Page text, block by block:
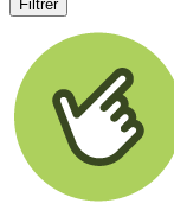
Filtrer